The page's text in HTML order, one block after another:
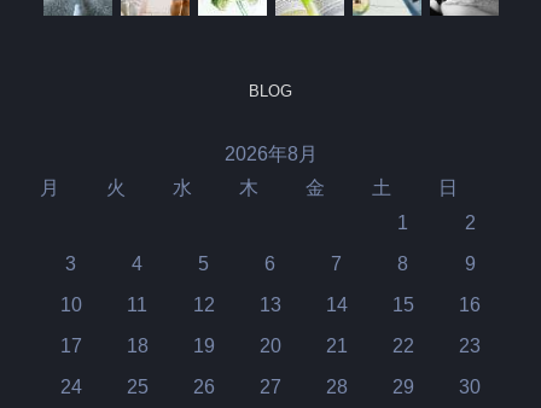
BLOG
2026年8月
月
火 水 木 金 土
日
1
2
3
4 5 6 7 8
9
10
11 12 13 14 15
16
17
18 19 20 21 22
23
24
25 26 27 28 29
30